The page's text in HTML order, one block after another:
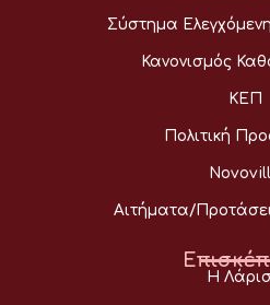
Σύστημα
Κανονισμός
ΚΕΠ
Πολιτική
Αιτήματα/
Η